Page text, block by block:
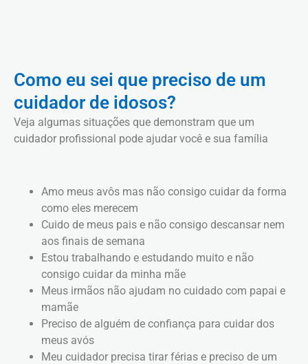
Como eu sei que preciso de um
cuidador de idosos?
Veja algumas situações que demonstram que um
cuidador profissional pode ajudar você e sua família
Amo meus avôs mas não consigo cuidar da forma
como eles merecem
Cuido de meus pais e não consigo descansar nem
aos finais de semana
Estou trabalhando e estudando muito e não
consigo cuidar da minha mãe
Meus irmãos não ajudam no cuidado com papai e
mamãe
Preciso de alguém de confiança para cuidar dos
meus avós
Meu cuidador precisa tirar férias e preciso de um